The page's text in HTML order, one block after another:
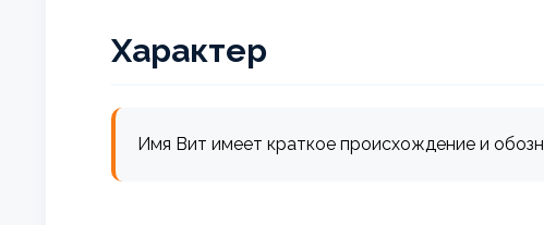
Характер
Имя Вит имеет краткое происхождение и